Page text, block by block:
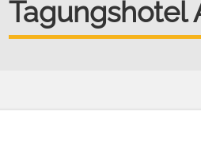
Tagungshotel